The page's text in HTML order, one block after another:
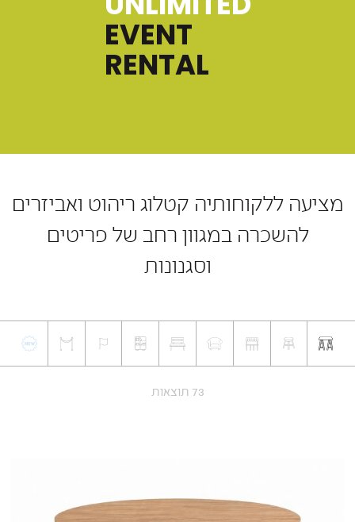
EVENT
RENTAL
מציעה ללקוחותיה קטלוג ריהוט ואביזרים
להשכרה במגוון רחב של פריטים
וסגנונות
73 תוצאות